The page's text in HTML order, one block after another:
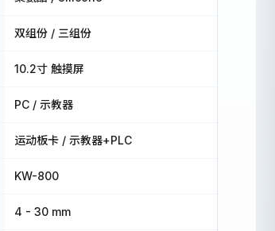
双组份 / 三组份
10.2寸 触摸屏
PC / 示教器
运动板卡 / 示教器+PLC
KW-800
4 - 30 mm